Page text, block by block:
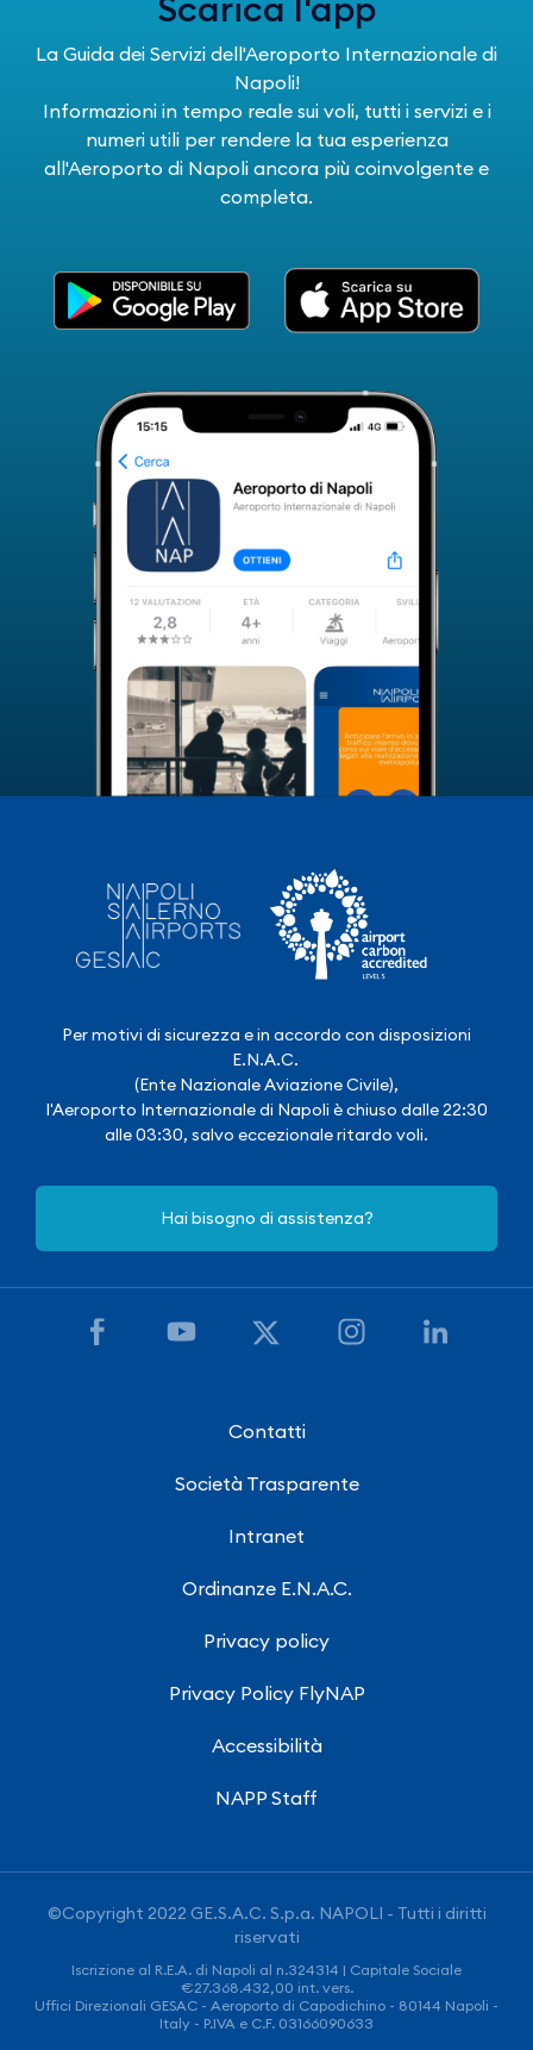
La Guida dei Servizi dell'Aeroporto Internazionale di
Napoli!
Informazioni in tempo reale sui voli, tutti i servizi e i
numeri utili per rendere la tua esperienza
all'Aeroporto di Napoli ancora più coinvolgente e
completa.
Per motivi di sicurezza e in accordo con disposizioni
E.N.A.C.
(Ente Nazionale Aviazione Civile),
l'Aeroporto Internazionale di Napoli è chiuso dalle 22:30
alle 03:30, salvo eccezionale ritardo voli.
Hai bisogno di assistenza?
Contatti
Società Trasparente
Intranet
Ordinanze E.N.A.C.
Privacy policy
Privacy Policy FlyNAP
Accessibilità
NAPP Staff
©Copyright 2022 GE.S.A.C. S.p.a. NAPOLI - Tutti i diritti
riservati
Iscrizione al R.E.A. di Napoli al n.324314 | Capitale Sociale
€27.368.432,00 int. vers.
Uffici Direzionali GESAC - Aeroporto di Capodichino - 80144 Napoli -
Italy - P.IVA e C.F. 03166090633